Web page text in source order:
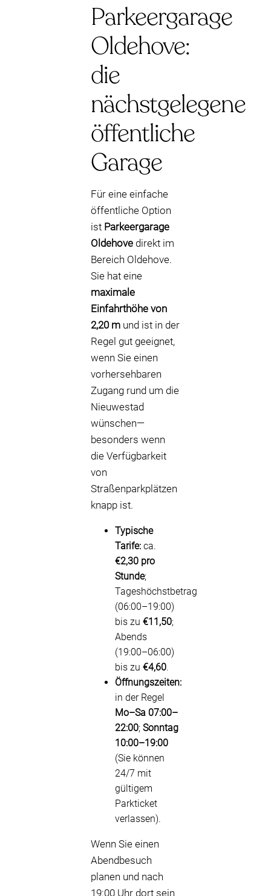
Parkeergarage
Oldehove:
die
nächstgelegene
öffentliche
Garage
Für eine einfache
öffentliche Option
ist Parkeergarage
Oldehove direkt im
Bereich Oldehove.
Sie hat eine
maximale
Einfahrthöhe von
2,20 m und ist in der
Regel gut geeignet,
wenn Sie einen
vorhersehbaren
Zugang rund um die
Nieuwestad
wünschen—
besonders wenn
die Verfügbarkeit
von
Straßenparkplätzen
knapp ist.
Typische
Tarife: ca.
€2,30 pro
Stunde;
Tageshöchstbetrag
(06:00–19:00)
bis zu €11,50;
Abends
(19:00–06:00)
bis zu €4,60.
Öffnungszeiten:
in der Regel
Mo–Sa 07:00–
22:00; Sonntag
10:00–19:00
(Sie können
24/7 mit
gültigem
Parkticket
verlassen).
Wenn Sie einen
Abendbesuch
planen und nach
19:00 Uhr dort sein